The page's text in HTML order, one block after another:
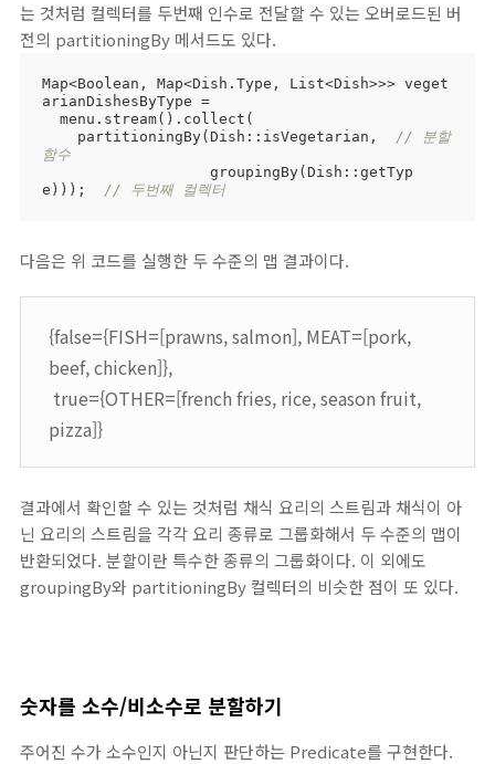
는 것처럼 컬렉터를 두번째 인수로 전달할 수 있는 오버로드된 버
전의 partitioningBy 메서드도 있다.
Map<Boolean, Map<Dish.Type, List<Dish>>> veget
arianDishesByType =
    partitioningBy(Dish::isVegetarian,
// 분할
함수
e))); // 두번째 컬렉터
다음은 위 코드를 실행한 두 수준의 맵 결과이다.
{false={FISH=[prawns, salmon], MEAT=[pork,
beef, chicken]},
true={OTHER=[french fries, rice, season fruit,
pizza]}
결과에서 확인할 수 있는 것처럼 채식 요리의 스트림과 채식이 아
닌 요리의 스트림을 각각 요리 종류로 그룹화해서 두 수준의 맵이
반환되었다. 분할이란 특수한 종류의 그룹화이다. 이 외에도
groupingBy와 partitioningBy 컬렉터의 비슷한 점이 또 있다.
숫자를 소수/비소수로 분할하기
주어진 수가 소수인지 아닌지 판단하는 Predicate를 구현한다.